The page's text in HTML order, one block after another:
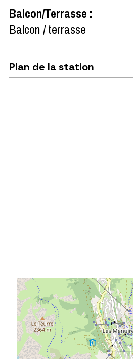
Balcon/Terrasse :
Balcon / terrasse
Plan de la station